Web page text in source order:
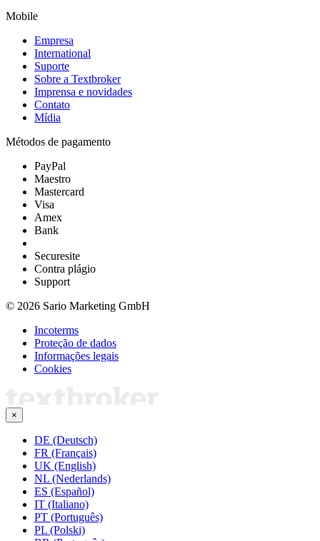
Mobile
Empresa
International
Suporte
Sobre a Textbroker
Imprensa e novidades
Contato
Mídia
Métodos de pagamento
PayPal
Maestro
Mastercard
Visa
Amex
Bank
Securesite
Contra plágio
Support
© 2026 Sario Marketing GmbH
Incoterms
Proteção de dados
Informações legais
Cookies
×
DE (Deutsch)
FR (Français)
UK (English)
NL (Nederlands)
ES (Español)
IT (Italiano)
PT (Português)
PL (Polski)